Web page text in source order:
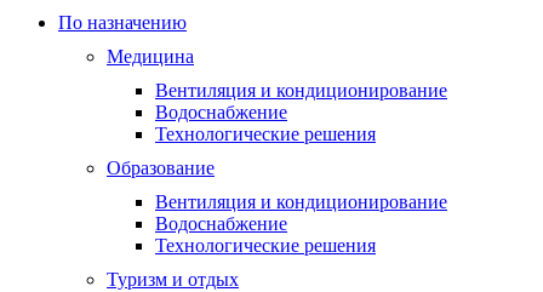
По назначению
Медицина
Вентиляция и кондиционирование
Водоснабжение
Технологические решения
Образование
Вентиляция и кондиционирование
Водоснабжение
Технологические решения
Туризм и отдых